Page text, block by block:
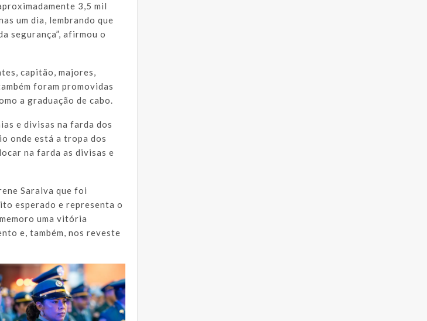
3,5 mil
um dia, lembrando que
segurança”, afirmou o
capitão, majores,
foram promovidas
a graduação de cabo.
e divisas na farda dos
onde está a tropa dos
na farda as divisas e
Saraiva que foi
esperado e representa o
uma vitória
e, também, nos reveste